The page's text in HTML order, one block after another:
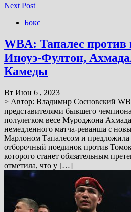
Next Post
Бокс
WBA: Тапалес против
Иноуэ-Фултон,
Камеды
Вт Июн 6 , 2023
> Автор: Владимир Сосновский
представителями бывшего
полулегком весе Муроджона
немедленного матча-реванша с
Марлоном Тапалесом и предложила
отборочный поединок против
которого станет обязательным
отметила, что у […]